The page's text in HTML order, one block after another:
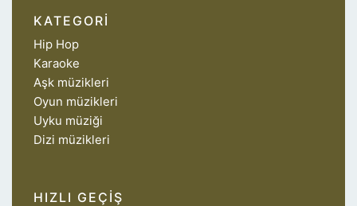
KATEGORI
Hip Hop
Karaoke
Aşk müzikleri
Oyun müzikleri
Uyku müziği
Dizi müzikleri
HIZLI GEÇIŞ